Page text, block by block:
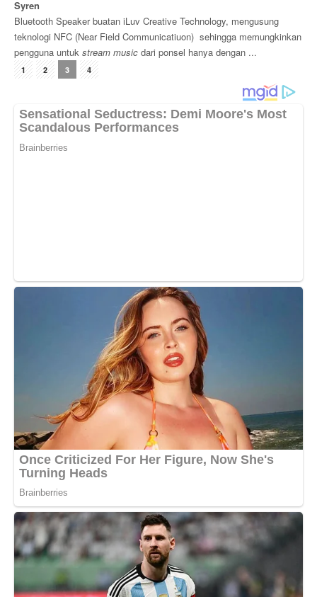
Syren
Bluetooth Speaker buatan iLuv Creative Technology, mengusung
teknologi NFC (Near Field Communicatiuon) sehingga memungkinkan
pengguna untuk stream music dari ponsel hanya dengan ...
1 2 3 4